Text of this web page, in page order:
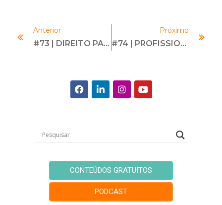
Anterior
#73 | DIREITO PARA NÃO ADVOGADOS | Com Alexandro Guirão
Próximo
#74 | PROFISSIONAIS DE COMPLIANCE VÍTIMAS DE ASSÉDIO | Com Gabriela Roitburd
CONTEÚDOS GRATUITOS
PODCAST